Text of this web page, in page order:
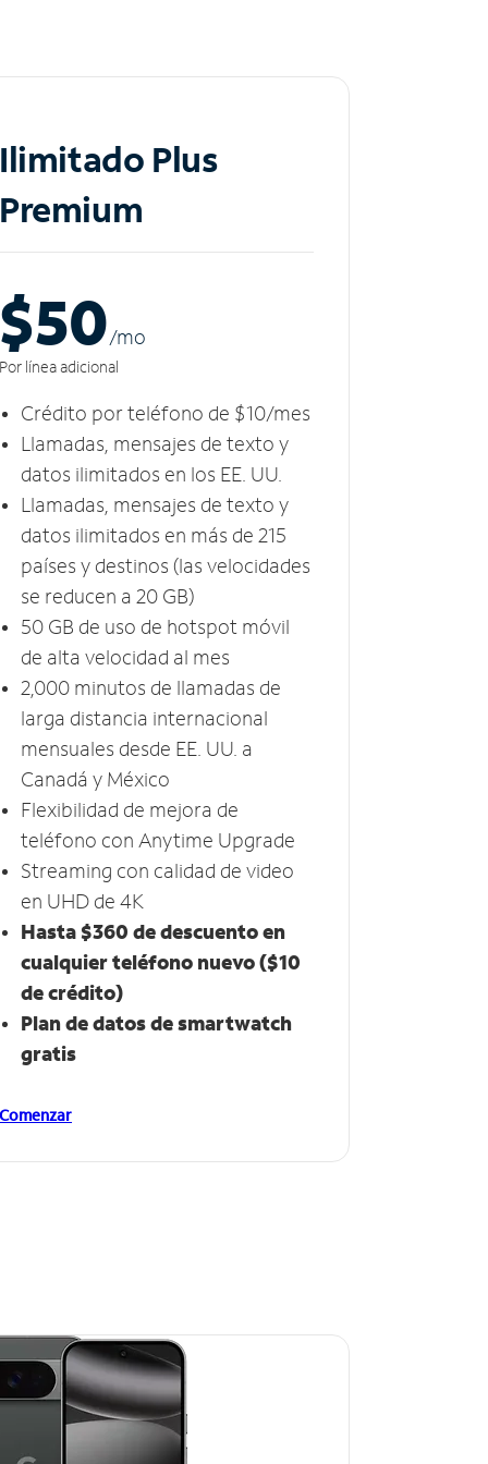
Ilimitado Plus
Premium
$50/mo
Por línea adicional
Crédito por teléfono de $10/mes
Llamadas, mensajes de texto y
datos ilimitados en los EE. UU.
Llamadas, mensajes de texto y
datos ilimitados en más de 215
países y destinos (las velocidades
se reducen a 20​​​​​​​ GB)
50 GB​​​​​​​ de uso de hotspot móvil ​​​​​​​
de alta velocidad al mes
2,000 minutos de llamadas de
larga distancia internacional
mensuales desde EE. UU. a
Canadá y México
Flexibilidad de mejora de
teléfono con Anytime Upgrade
Streaming con calidad de video
en UHD de 4K ​​​​​​​
Hasta $360 de descuento en
cualquier teléfono nuevo ($10​​​​​​​
de crédito)
Plan de datos de smartwatch​​​​​​​
gratis
Comenzar